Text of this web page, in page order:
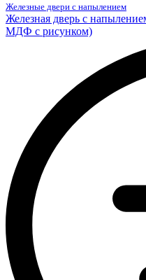
Железные двери с напылением
Железная дверь с
МДФ с рисунком)